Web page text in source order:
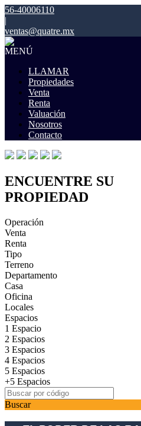
56-40006110
|
ventas@quatre.mx
MENÚ
LLAMAR
Propiedades
Venta
Renta
Valuación
Nosotros
Contacto
ENCUENTRE SU
PROPIEDAD
Operación
Venta
Renta
Tipo
Terreno
Departamento
Casa
Oficina
Locales
Espacios
1 Espacio
2 Espacios
3 Espacios
4 Espacios
5 Espacios
+5 Espacios
Buscar